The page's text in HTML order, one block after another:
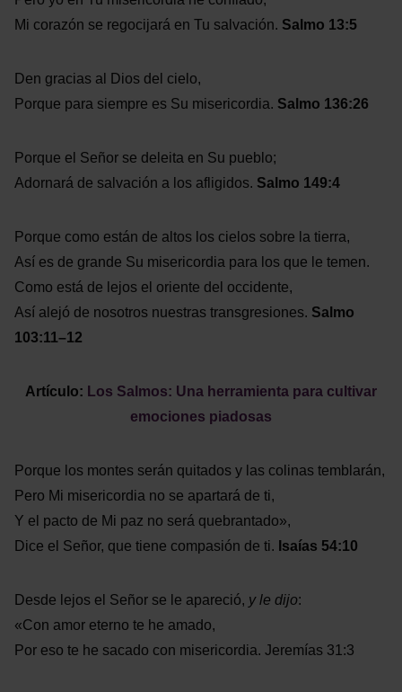
Mi corazón se regocijará en Tu salvación. Salmo 13:5
Den gracias al Dios del cielo,
Porque para siempre es Su misericordia. Salmo 136:26
Porque el Señor se deleita en Su pueblo;
Adornará de salvación a los afligidos. Salmo 149:4
Porque como están de altos los cielos sobre la tierra,
Así es de grande Su misericordia para los que le temen.
Como está de lejos el oriente del occidente,
Así alejó de nosotros nuestras transgresiones. Salmo
103:11–12
Artículo: Los Salmos: Una herramienta para cultivar
emociones piadosas
Porque los montes serán quitados y las colinas temblarán,
Pero Mi misericordia no se apartará de ti,
Y el pacto de Mi paz no será quebrantado»,
Dice el Señor, que tiene compasión de ti. Isaías 54:10
Desde lejos el Señor se le apareció, y le dijo:
«Con amor eterno te he amado,
Por eso te he sacado con misericordia. Jeremías 31:3